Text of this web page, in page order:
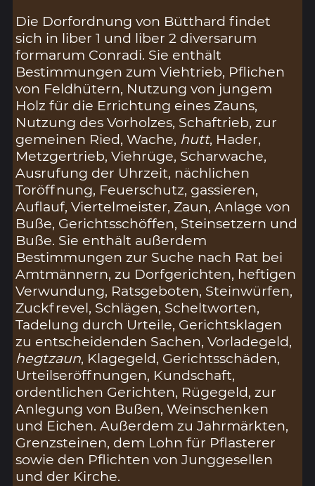
Die Dorfordnung von Bütthard findet
sich in liber 1 und liber 2 diversarum
formarum Conradi. Sie enthält
Bestimmungen zum Viehtrieb, Pflichen
von Feldhütern, Nutzung von jungem
Holz für die Errichtung eines Zauns,
Nutzung des Vorholzes, Schaftrieb, zur
gemeinen Ried, Wache, hutt, Hader,
Metzgertrieb, Viehrüge, Scharwache,
Ausrufung der Uhrzeit, nächlichen
Toröffnung, Feuerschutz, gassieren,
Auflauf, Viertelmeister, Zaun, Anlage von
Buße, Gerichtsschöffen, Steinsetzern und
Buße. Sie enthält außerdem
Bestimmungen zur Suche nach Rat bei
Amtmännern, zu Dorfgerichten, heftigen
Verwundung, Ratsgeboten, Steinwürfen,
Zuckfrevel, Schlägen, Scheltworten,
Tadelung durch Urteile, Gerichtsklagen
zu entscheidenden Sachen, Vorladegeld,
hegtzaun, Klagegeld, Gerichtsschäden,
Urteilseröffnungen, Kundschaft,
ordentlichen Gerichten, Rügegeld, zur
Anlegung von Bußen, Weinschenken
und Eichen. Außerdem zu Jahrmärkten,
Grenzsteinen, dem Lohn für Pflasterer
sowie den Pflichten von Junggesellen
und der Kirche.